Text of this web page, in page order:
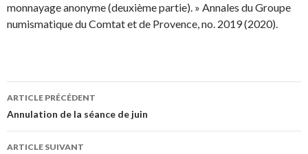
monnayage anonyme (deuxième partie). » Annales du Groupe
numismatique du Comtat et de Provence, no. 2019 (2020).
Navigation
des
ARTICLE PRÉCÉDENT
Annulation de la séance de juin
ARTICLE SUIVANT